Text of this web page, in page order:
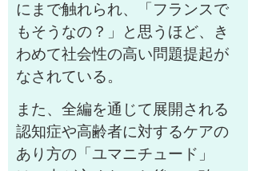
にまで触れられ、「フランスで
もそうなの？」と思うほど、き
わめて社会性の高い問題提起が
なされている。
また、全編を通じて展開される
認知症や高齢者に対するケアの
あり方の「ユマニチュード」